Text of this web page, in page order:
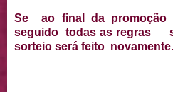
Se ao final da
seguido todas as regras
sorteio será feito novamente.